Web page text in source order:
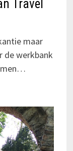
Travel
maar
de werkbank